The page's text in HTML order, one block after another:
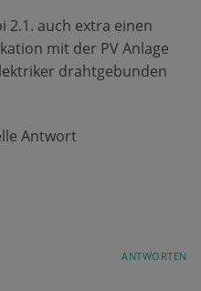
2.1. auch extra einen
mit der PV Anlage
drahtgebunden
Antwort
ANTWORTEN